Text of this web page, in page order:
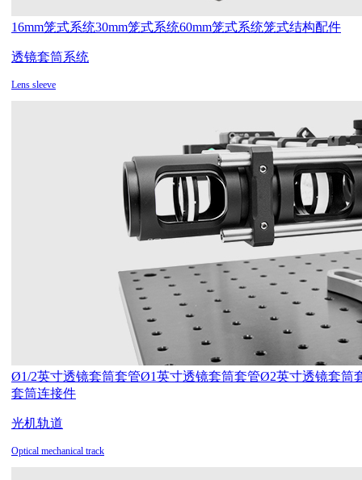
16mm笼式系统30mm笼式系统60mm笼式系统笼式结构配件
透镜套筒系统
Lens sleeve
Ø1/2英寸透镜套筒套管Ø1英寸透镜套筒套管Ø2英寸透镜套筒
套筒连接件
光机轨道
Optical mechanical track